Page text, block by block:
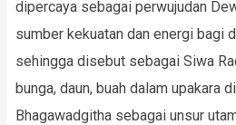
dipercaya sebagai perwujudan
sumber kekuatan dan energi bagi
sehingga disebut sebagai Siwa
bunga, daun, buah dalam upakara
Bhagawadgitha sebagai unsur